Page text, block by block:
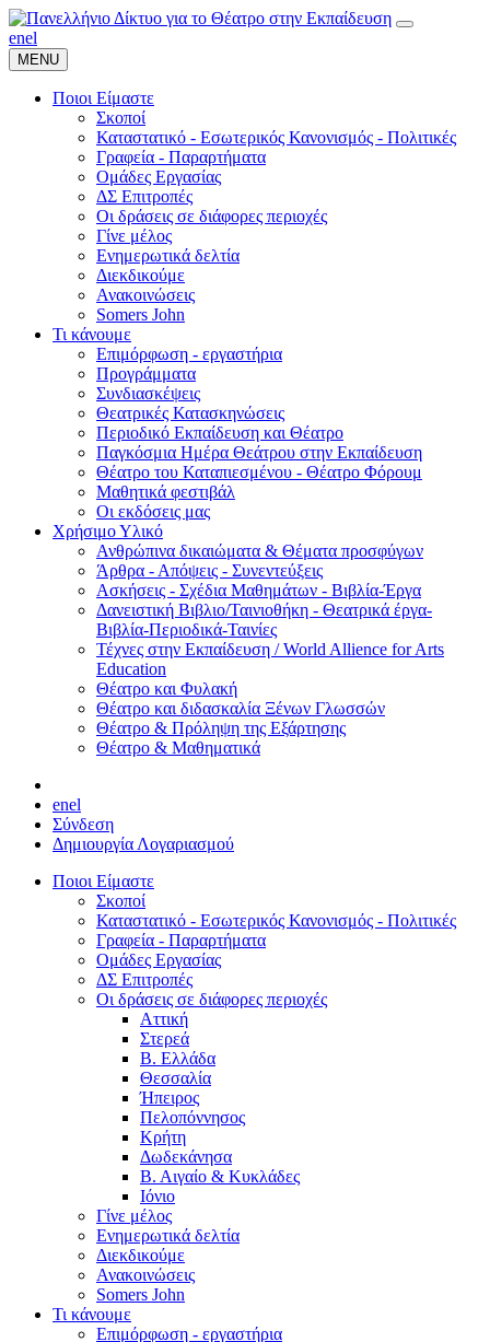
enel
MENU
Ποιοι Είμαστε
Σκοποί
Καταστατικό - Εσωτερικός Κανονισμός - Πολιτικές
Γραφεία - Παραρτήματα
Ομάδες Εργασίας
ΔΣ Επιτροπές
Οι δράσεις σε διάφορες περιοχές
Γίνε μέλος
Ενημερωτικά δελτία
Διεκδικούμε
Ανακοινώσεις
Somers John
Τι κάνουμε
Επιμόρφωση - εργαστήρια
Προγράμματα
Συνδιασκέψεις
Θεατρικές Κατασκηνώσεις
Περιοδικό Εκπαίδευση και Θέατρο
Παγκόσμια Ημέρα Θεάτρου στην Εκπαίδευση
Θέατρο του Καταπιεσμένου - Θέατρο Φόρουμ
Μαθητικά φεστιβάλ
Οι εκδόσεις μας
Χρήσιμο Υλικό
Ανθρώπινα δικαιώματα & Θέματα προσφύγων
Άρθρα - Απόψεις - Συνεντεύξεις
Ασκήσεις - Σχέδια Μαθημάτων - Βιβλία-Έργα
Δανειστική Βιβλιο/Ταινιοθήκη - Θεατρικά έργα-
Βιβλία-Περιοδικά-Ταινίες
Τέχνες στην Εκπαίδευση / World Allience for Arts
Education
Θέατρο και Φυλακή
Θέατρο και διδασκαλία Ξένων Γλωσσών
Θέατρο & Πρόληψη της Εξάρτησης
Θέατρο & Μαθηματικά
enel
Σύνδεση
Δημιουργία Λογαριασμού
Ποιοι Είμαστε
Σκοποί
Καταστατικό - Εσωτερικός Κανονισμός - Πολιτικές
Γραφεία - Παραρτήματα
Ομάδες Εργασίας
ΔΣ Επιτροπές
Οι δράσεις σε διάφορες περιοχές
Αττική
Στερεά
Β. Ελλάδα
Θεσσαλία
Ήπειρος
Πελοπόννησος
Κρήτη
Δωδεκάνησα
Β. Αιγαίο & Κυκλάδες
Ιόνιο
Γίνε μέλος
Ενημερωτικά δελτία
Διεκδικούμε
Ανακοινώσεις
Somers John
Τι κάνουμε
Επιμόρφωση - εργαστήρια